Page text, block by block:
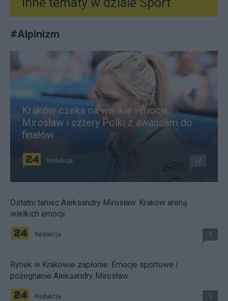
#Alpinizm
Kraków czeka na wielkie emocje.
Mirosław i cztery Polki z awansem do
finałów
Redakcja 12
Ostatni taniec Aleksandry Mirosław. Kraków areną
wielkich emocji
Redakcja 7
Rynek w Krakowie zapłonie. Emocje sportowe i
pożegnanie Aleksandry Mirosław
Redakcja 9